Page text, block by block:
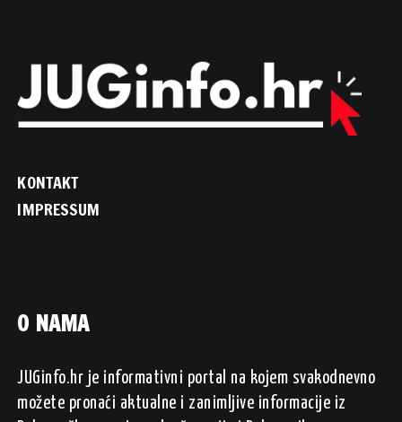
KONTAKT
IMPRESSUM
O NAMA
JUGinfo.hr je informativni portal na kojem svakodnevno
možete pronaći aktualne i zanimljive informacije iz